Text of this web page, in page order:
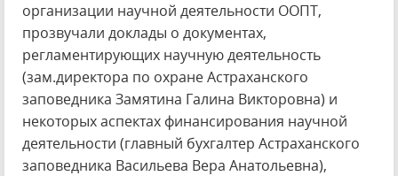
организации научной деятельности ООПТ,
прозвучали доклады о документах,
регламентирующих научную деятельность
(зам.директора по охране Астраханского
заповедника Замятина Галина Викторовна) и
некоторых аспектах финансирования научной
деятельности (главный бухгалтер Астраханского
заповедника Васильева Вера Анатольевна),